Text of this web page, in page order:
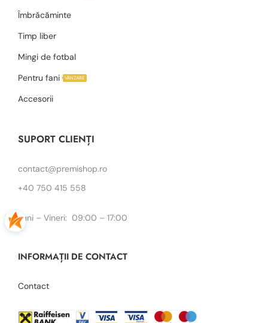
Îmbrăcăminte
Timp liber
Mingi de fotbal
Pentru fani
VÂNZARE
Accesorii
SUPORT CLIENȚI
contact@premishop.ro
+40 750 415 558
Luni – Vineri: 09:00 – 17:00
INFORMAȚII DE CONTACT
Contact